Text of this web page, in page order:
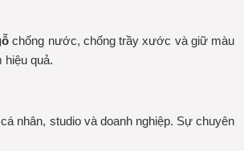
chống nước, chống trầy xước và giữ màu
quả.
nhân, studio và doanh nghiệp. Sự chuyên